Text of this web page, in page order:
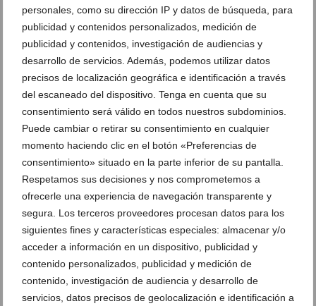
personales, como su dirección IP y datos de búsqueda, para
publicidad y contenidos personalizados, medición de
publicidad y contenidos, investigación de audiencias y
desarrollo de servicios. Además, podemos utilizar datos
precisos de localización geográfica e identificación a través
del escaneado del dispositivo. Tenga en cuenta que su
consentimiento será válido en todos nuestros subdominios.
Puede cambiar o retirar su consentimiento en cualquier
momento haciendo clic en el botón «Preferencias de
consentimiento» situado en la parte inferior de su pantalla.
Respetamos sus decisiones y nos comprometemos a
ofrecerle una experiencia de navegación transparente y
segura. Los terceros proveedores procesan datos para los
siguientes fines y características especiales: almacenar y/o
acceder a información en un dispositivo, publicidad y
contenido personalizados, publicidad y medición de
contenido, investigación de audiencia y desarrollo de
servicios, datos precisos de geolocalización e identificación a
Este apartamento con terraza en El Verger está a
minutos del mar
Randof Real Estate adquiere Stirling Ackroyd Spain